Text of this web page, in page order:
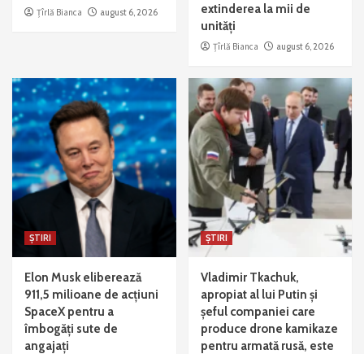
Țîrlă Bianca august 6, 2026
extinderea la mii de
unități
Țîrlă Bianca august 6, 2026
ȘTIRI
Elon Musk eliberează
911,5 milioane de acțiuni
SpaceX pentru a
îmbogăți sute de
angajați
ȘTIRI
Vladimir Tkachuk,
apropiat al lui Putin și
șeful companiei care
produce drone kamikaze
pentru armată rusă, este